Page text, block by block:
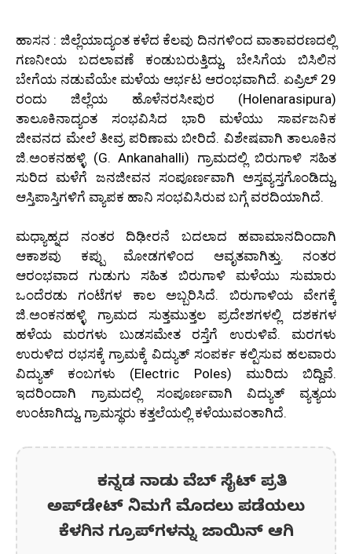
ಹಾಸನ : ಜಿಲ್ಲೆಯಾದ್ಯಂತ ಕಳೆದ ಕೆಲವು ದಿನಗಳಿಂದ ವಾತಾವರಣದಲ್ಲಿ
ಗಣನೀಯ ಬದಲಾವಣೆ ಕಂಡುಬರುತ್ತಿದ್ದು, ಬೇಸಿಗೆಯ ಬಿಸಿಲಿನ
ಬೇಗೆಯ ನಡುವೆಯೇ ಮಳೆಯ ಆರ್ಭಟ ಆರಂಭವಾಗಿದೆ. ಏಪ್ರಿಲ್ 29
ರಂದು ಜಿಲ್ಲೆಯ ಹೊಳೆನರಸೀಪುರ (Holenarasipura)
ತಾಲೂಕಿನಾದ್ಯಂತ ಸಂಭವಿಸಿದ ಭಾರಿ ಮಳೆಯು ಸಾರ್ವಜನಿಕ
ಜೀವನದ ಮೇಲೆ ತೀವ್ರ ಪರಿಣಾಮ ಬೀರಿದೆ. ವಿಶೇಷವಾಗಿ ತಾಲೂಕಿನ
ಜಿ.ಅಂಕನಹಳ್ಳಿ (G. Ankanahalli) ಗ್ರಾಮದಲ್ಲಿ ಬಿರುಗಾಳಿ ಸಹಿತ
ಸುರಿದ ಮಳೆಗೆ ಜನಜೀವನ ಸಂಪೂರ್ಣವಾಗಿ ಅಸ್ತವ್ಯಸ್ತಗೊಂಡಿದ್ದು,
ಆಸ್ತಿಪಾಸ್ತಿಗಳಿಗೆ ವ್ಯಾಪಕ ಹಾನಿ ಸಂಭವಿಸಿರುವ ಬಗ್ಗೆ ವರದಿಯಾಗಿದೆ.
ಮಧ್ಯಾಹ್ನದ ನಂತರ ದಿಢೀರನೆ ಬದಲಾದ ಹವಾಮಾನದಿಂದಾಗಿ
ಆಕಾಶವು ಕಪ್ಪು ಮೋಡಗಳಿಂದ ಆವೃತವಾಗಿತ್ತು. ನಂತರ
ಆರಂಭವಾದ ಗುಡುಗು ಸಹಿತ ಬಿರುಗಾಳಿ ಮಳೆಯು ಸುಮಾರು
ಒಂದೆರಡು ಗಂಟೆಗಳ ಕಾಲ ಅಬ್ಬರಿಸಿದೆ. ಬಿರುಗಾಳಿಯ ವೇಗಕ್ಕೆ
ಜಿ.ಅಂಕನಹಳ್ಳಿ ಗ್ರಾಮದ ಸುತ್ತಮುತ್ತಲ ಪ್ರದೇಶಗಳಲ್ಲಿ ದಶಕಗಳ
ಹಳೆಯ ಮರಗಳು ಬುಡಸಮೇತ ರಸ್ತೆಗೆ ಉರುಳಿವೆ. ಮರಗಳು
ಉರುಳಿದ ರಭಸಕ್ಕೆ ಗ್ರಾಮಕ್ಕೆ ವಿದ್ಯುತ್ ಸಂಪರ್ಕ ಕಲ್ಪಿಸುವ ಹಲವಾರು
ವಿದ್ಯುತ್ ಕಂಬಗಳು (Electric Poles) ಮುರಿದು ಬಿದ್ದಿವೆ.
ಇದರಿಂದಾಗಿ ಗ್ರಾಮದಲ್ಲಿ ಸಂಪೂರ್ಣವಾಗಿ ವಿದ್ಯುತ್ ವ್ಯತ್ಯಯ
ಉಂಟಾಗಿದ್ದು, ಗ್ರಾಮಸ್ಥರು ಕತ್ತಲೆಯಲ್ಲಿ ಕಳೆಯುವಂತಾಗಿದೆ.
ಕನ್ನಡ ನಾಡು ವೆಬ್ ಸೈಟ್ ಪ್ರತಿ
ಅಪ್‌ಡೇಟ್‌ ನಿಮಗೆ ಮೊದಲು ಪಡೆಯಲು
ಕೆಳಗಿನ ಗ್ರೂಪ್‌ಗಳನ್ನು ಜಾಯಿನ್ ಆಗಿ